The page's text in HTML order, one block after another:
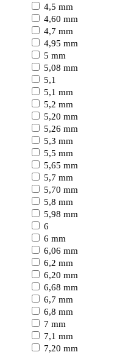
4,5 mm
4,60 mm
4,7 mm
4,95 mm
5 mm
5,08 mm
5,1
5,1 mm
5,2 mm
5,20 mm
5,26 mm
5,3 mm
5,5 mm
5,65 mm
5,7 mm
5,70 mm
5,8 mm
5,98 mm
6
6 mm
6,06 mm
6,2 mm
6,20 mm
6,68 mm
6,7 mm
6,8 mm
7 mm
7,1 mm
7,20 mm